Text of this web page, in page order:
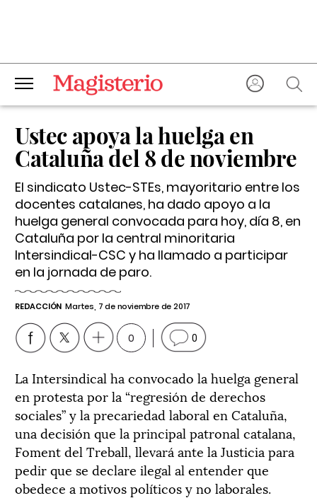
Ustec apoya la huelga en
Cataluña del 8 de noviembre
El sindicato Ustec-STEs, mayoritario entre los
docentes catalanes, ha dado apoyo a la
huelga general convocada para hoy, día 8, en
Cataluña por la central minoritaria
Intersindical-CSC y ha llamado a participar
en la jornada de paro.
REDACCIÓN Martes, 7 de noviembre de 2017
0 0
La Intersindical ha convocado la huelga general
en protesta por la “regresión de derechos
sociales” y la precariedad laboral en Cataluña,
una decisión que la principal patronal catalana,
Foment del Treball, llevará ante la Justicia para
pedir que se declare ilegal al entender que
obedece a motivos políticos y no laborales.